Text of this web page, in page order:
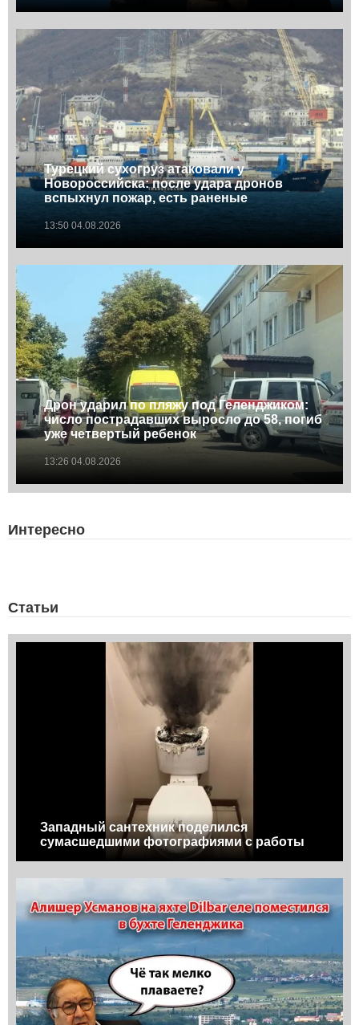
Турецкий сухогруз атаковали у
Новороссийска: после удара дронов
вспыхнул пожар, есть раненые
13:50 04.08.2026
Дрон ударил по пляжу под Геленджиком:
число пострадавших выросло до 58, погиб
уже четвертый ребенок
13:26 04.08.2026
Интересно
Статьи
Западный сантехник поделился
сумасшедшими фотографиями с работы